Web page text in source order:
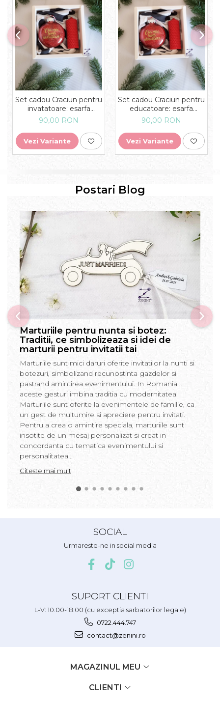
Set cadou Craciun pentru
invatatoare: esarfa
eleganta, glob plastic
personalizat si lumanare
din ceara naturala de
albine
90,00 RON
Vezi Variante
Set cadou Craciun pentru
educatoare: esarfa
eleganta, glob plastic
personalizat si lumanare
din ceara naturala de
albine
90,00 RON
Vezi Variante
Postari Blog
Marturiile pentru nunta si botez:
Traditii, ce simbolizeaza si idei de
marturii pentru invitatii tai
Marturiile sunt mici daruri oferite invitatilor la nunti si
botezuri, simbolizand recunostinta gazdelor si
pastrand amintirea evenimentului. In Romania,
aceste gesturi imbina traditia cu modernitatea.
Marturiile sunt oferite la evenimentele de familie, ca
un gest de multumire si apreciere pentru invitati.
Pentru a crea o amintire speciala, marturiile sunt
insotite de un mesaj personalizat si creat in
concordanta cu tematica evenimentului si
personalitatea...
Citeste mai mult
SOCIAL
Urmareste-ne in social media
SUPORT CLIENTI
L-V: 10.00-18.00 (cu exceptia sarbatorilor legale)
0722.444.747
contact@zenini.ro
MAGAZINUL MEU
CLIENTI